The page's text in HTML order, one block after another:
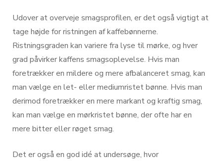
Udover at overveje smagsprofilen, er det også vigtigt at
tage højde for ristningen af kaffebønnerne.
Ristningsgraden kan variere fra lyse til mørke, og hver
grad påvirker kaffens smagsoplevelse. Hvis man
foretrækker en mildere og mere afbalanceret smag, kan
man vælge en let- eller mediumristet bønne. Hvis man
derimod foretrækker en mere markant og kraftig smag,
kan man vælge en mørkristet bønne, der ofte har en
mere bitter eller røget smag.
Det er også en god idé at undersøge, hvor